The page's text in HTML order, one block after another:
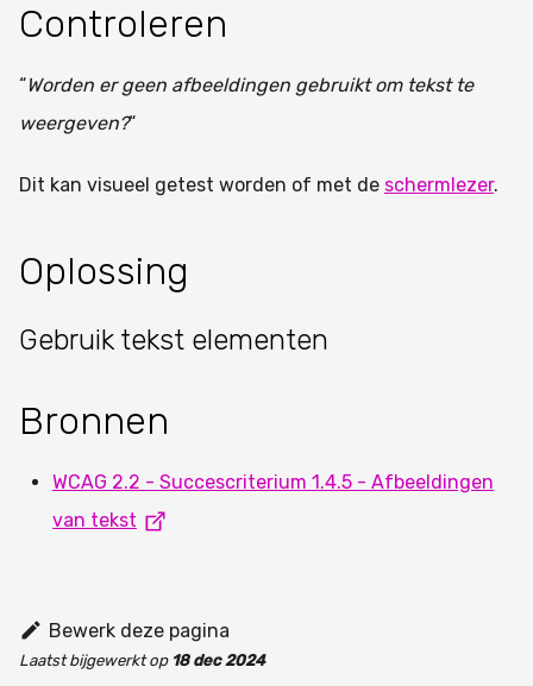
Controleren
“Worden er geen afbeeldingen gebruikt om tekst te
weergeven?“
Dit kan visueel getest worden of met de schermlezer.
Oplossing
Gebruik tekst elementen
Bronnen
WCAG 2.2 - Succescriterium 1.4.5 - Afbeeldingen
van tekst
Bewerk deze pagina
Laatst bijgewerktop 18 dec 2024